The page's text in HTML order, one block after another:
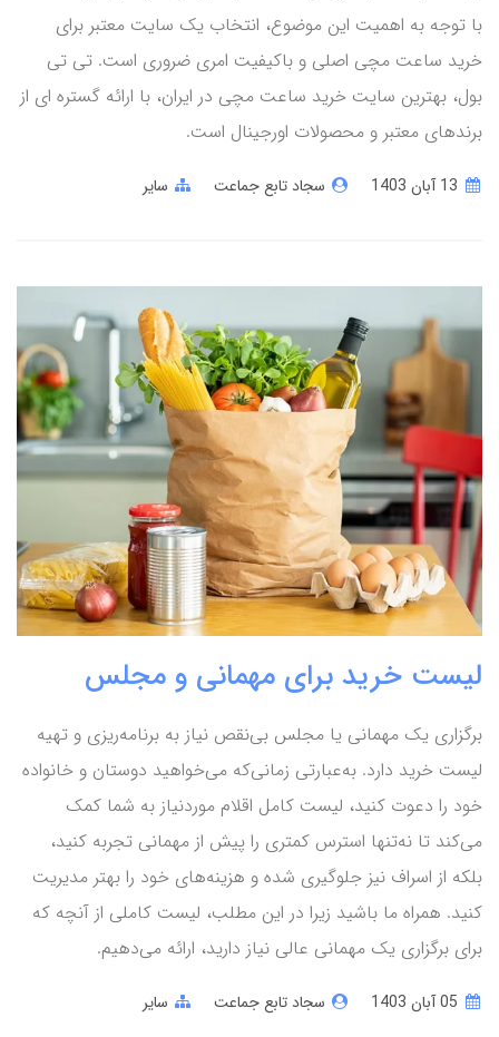
با توجه به اهمیت این موضوع، انتخاب یک سایت معتبر برای
خرید ساعت مچی اصلی و باکیفیت امری ضروری است. تی تی
بول، بهترین سایت خرید ساعت مچی در ایران، با ارائه گستره ای از
برندهای معتبر و محصولات اورجینال است.
سجاد تابع جماعت سایر
لیست خرید برای مهمانی و مجلس
برگزاری یک مهمانی یا مجلس بی‌نقص نیاز به برنامه‌ریزی و تهیه
لیست خرید دارد. به‌عبارتی زمانی‌که می‌خواهید دوستان و خانواده
خود را دعوت کنید، لیست کامل اقلام موردنیاز به شما کمک
می‌کند تا نه‌تنها استرس کمتری را پیش از مهمانی تجربه کنید،
بلکه از اسراف نیز جلوگیری شده و هزینه‌های خود را بهتر مدیریت
کنید. همراه ما باشید زیرا در این مطلب، لیست کاملی از آنچه که
برای برگزاری یک مهمانی عالی نیاز دارید، ارائه می‌دهیم.
سجاد تابع جماعت سایر